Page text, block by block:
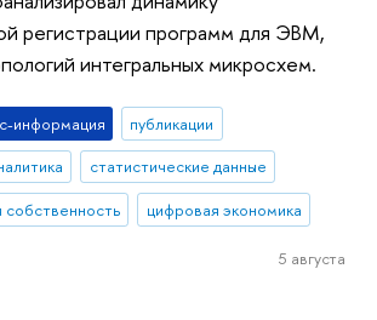
регистрации программ для ЭВМ,
интегральных микросхем.
информация
публикации
статистические данные
собственность
цифровая экономика
5 августа